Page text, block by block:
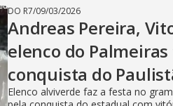
DO R7/09/03/2026
Andreas Pereira,
elenco do
conquista do
Elenco alviverde faz a festa no